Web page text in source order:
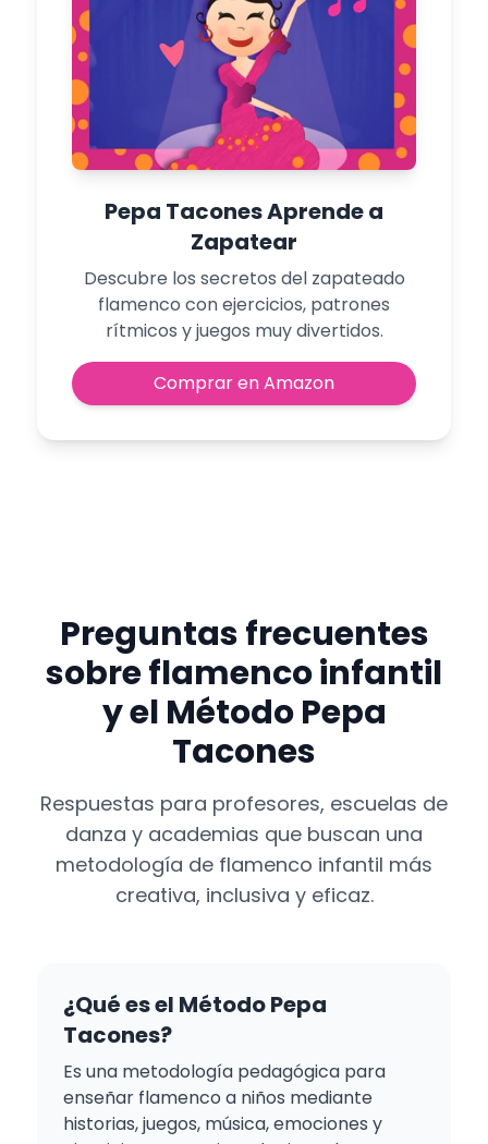
Pepa Tacones Aprende a
Zapatear
Descubre los secretos del zapateado
flamenco con ejercicios, patrones
rítmicos y juegos muy divertidos.
Comprar en Amazon
Preguntas frecuentes
sobre flamenco infantil
y el Método Pepa
Tacones
Respuestas para profesores, escuelas de
danza y academias que buscan una
metodología de flamenco infantil más
creativa, inclusiva y eficaz.
¿Qué es el Método Pepa
Tacones?
Es una metodología pedagógica para
enseñar flamenco a niños mediante
historias, juegos, música, emociones y